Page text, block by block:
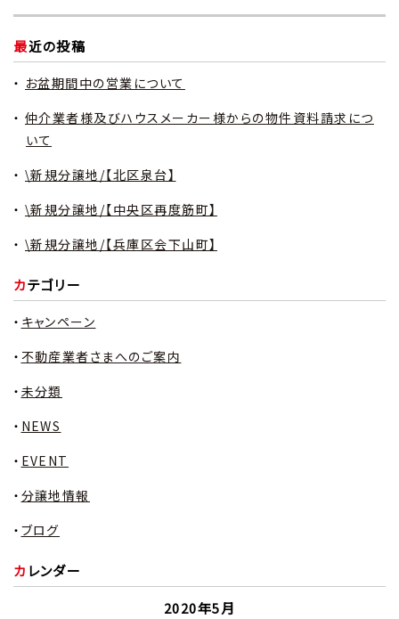
最近の投稿
お盆期間中の営業について
仲介業者様及びハウスメーカー様からの物件資料請求につ
いて
\新規分譲地/【北区泉台】
\新規分譲地/【中央区再度筋町】
\新規分譲地/【兵庫区会下山町】
カテゴリー
キャンペーン
不動産業者さまへのご案内
未分類
NEWS
EVENT
分譲地情報
ブログ
カレンダー
2020年5月